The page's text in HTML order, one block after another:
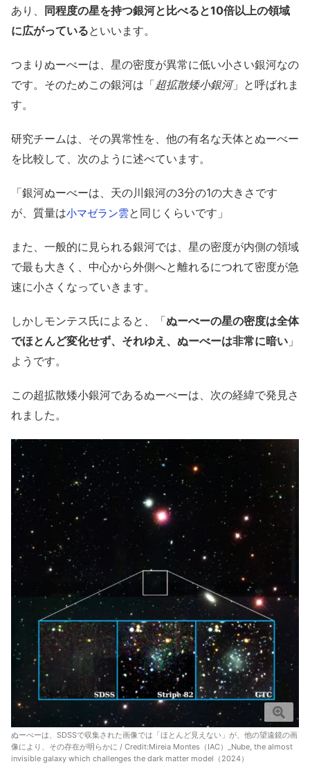
あり、
同程度の星を持つ銀河と比べると10倍以上の領域
に広がっているといいます。
つまりぬーべーは、星の密度が異常に低い小さい銀河なの
です。そのためこの銀河は「超拡散矮小銀河」と呼ばれま
す。
研究チームは、その異常性を、他の有名な天体とぬーべー
を比較して、次のように述べています。
「銀河ぬーべーは、天の川銀河の3分の1の大きさです
が、質量は小マゼラン雲と同じくらいです」
また、一般的に見られる銀河では、星の密度が内側の領域
で最も大きく、中心から外側へと離れるにつれて密度が急
速に小さくなっていきます。
しかしモンテス氏によると、「ぬーべーの星の密度は全体
でほとんど変化せず、それゆえ、ぬーべーは非常に暗い 」
ようです。
この超拡散矮小銀河であるぬーべーは、次の経緯で発見さ
れました。
ぬーべーは、SDSSで収集された画像では「ほとんど見えない」が、他の望遠鏡の画
像により、その存在が明らかに / Credit:Mireia Montes（IAC）_Nube, the almost
invisible galaxy which challenges the dark matter model（2024）